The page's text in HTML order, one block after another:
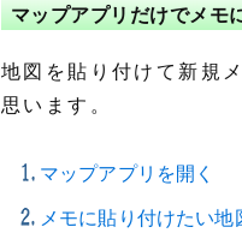
マップアプリだけでメモ
地図を貼り付けて新規
思います。
マップアプリを開く
メモに貼り付けたい